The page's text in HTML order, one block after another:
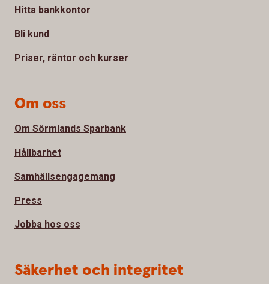
Hitta bankkontor
Bli kund
Priser, räntor och kurser
Om oss
Om Sörmlands Sparbank
Hållbarhet
Samhällsengagemang
Press
Jobba hos oss
Säkerhet och integritet